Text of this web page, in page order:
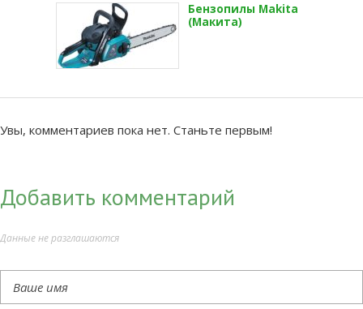
Бензопилы Makita
(Макита)
Увы, комментариев пока нет. Станьте первым!
Добавить комментарий
Данные не разглашаются